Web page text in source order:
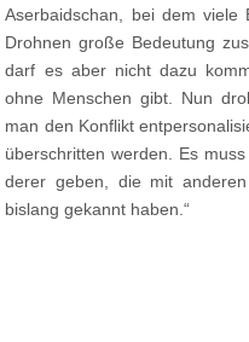
Aserbaidschan, bei dem viele
Drohnen große Bedeutung
darf es aber nicht dazu
ohne Menschen gibt. Nun
man den Konflikt
überschritten werden. Es
derer geben, die mit
bislang gekannt haben.“